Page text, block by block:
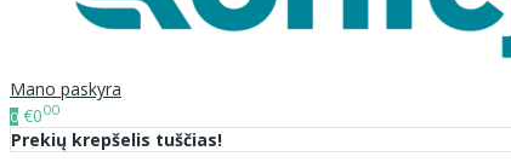
Mano paskyra
0 €000
Prekių krepšelis tuščias!